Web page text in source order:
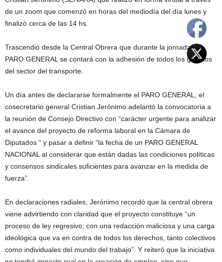
de un zoom que comenzó en horas del mediodía del día lunes y
finalizó cerca de las 14 hs.
Trascendió desde la Central Obrera que durante la jornada del
PARO GENERAL se contará con la adhesión de todos los gremios
del sector del transporte.
Un día antes de declararse formalmente el PARO GENERAL, el
cosecretario general Cristian Jerónimo adelantó la convocatoria a
la reunión de Consejo Directivo con “carácter urgente para analizar
el avance del proyecto de reforma laboral en la Cámara de
Diputados “ y pasar a definir “la fecha de un PARO GENERAL
NACIONAL al considerar que están dadas las condiciones políticas
y consensos sindicales suficientes para avanzar en la medida de
fuerza”.
En declaraciones radiales, Jerónimo recordó que la central obrera
viene advirtiendo con claridad que el proyecto constituye “un
proceso de ley regresivo, con una redacción maliciosa y una carga
ideológica que va en contra de todos los derechos, tanto colectivos
como individuales del mundo del trabajo”. Y reiteró que la iniciativa